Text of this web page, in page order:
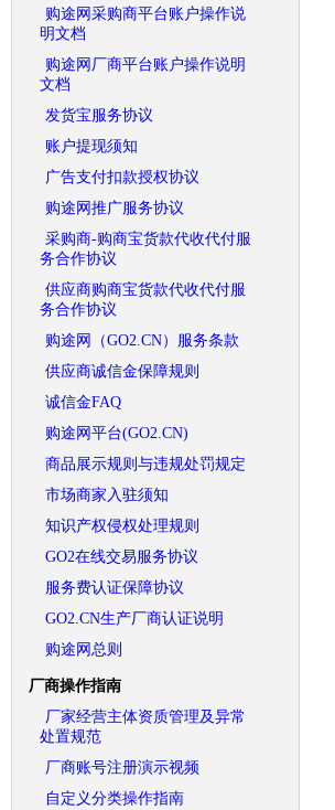
购途网采购商平台账户操作说
明文档
购途网厂商平台账户操作说明
文档
发货宝服务协议
账户提现须知
广告支付扣款授权协议
购途网推广服务协议
采购商-购商宝货款代收代付服
务合作协议
供应商购商宝货款代收代付服
务合作协议
购途网（GO2.CN）服务条款
供应商诚信金保障规则
诚信金FAQ
购途网平台(GO2.CN)
商品展示规则与违规处罚规定
市场商家入驻须知
知识产权侵权处理规则
GO2在线交易服务协议
服务费认证保障协议
GO2.CN生产厂商认证说明
购途网总则
厂商操作指南
厂家经营主体资质管理及异常
处置规范
厂商账号注册演示视频
自定义分类操作指南